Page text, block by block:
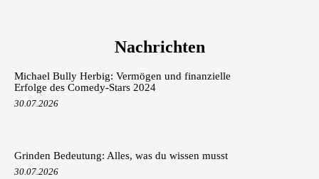
Nachrichten
Michael Bully Herbig: Vermögen und finanzielle
Erfolge des Comedy-Stars 2024
30.07.2026
Grinden Bedeutung: Alles, was du wissen musst
30.07.2026